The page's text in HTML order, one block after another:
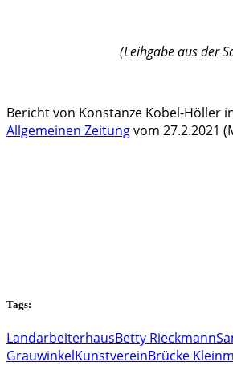
(Leihgabe aus der
Bericht von Konstanze Kobel-Höller
Allgemeinen Zeitungvom 27.2.2021
Tags:
LandarbeiterhausBetty Rieckmann
GrauwinkelKunstvereinBrücke